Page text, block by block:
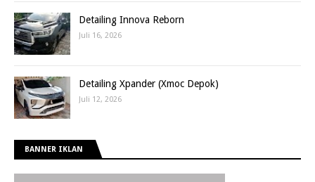
Detailing Innova Reborn
Juli 16, 2026
Detailing Xpander (Xmoc Depok)
Juli 12, 2026
BANNER IKLAN